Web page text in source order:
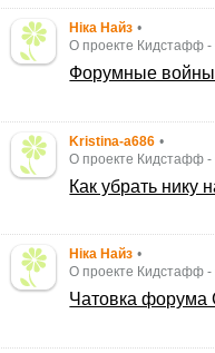
Ніка Найз •
О проекте Кидстафф -
Форумные
Kristina-a686 •
О проекте Кидстафф -
Как убрать нику
Ніка Найз •
О проекте Кидстафф -
Чатовка форума